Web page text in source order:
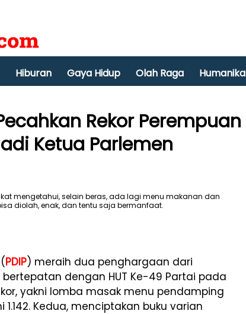
Hiburan Gaya Hidup Olah Raga Humanika
Rekor Perempuan
Ketua Parlemen
PDIP) meraih dua penghargaan dari
bertepatan dengan HUT Ke-49 Partai pada
yakni lomba masak menu pendamping
Kedua, menciptakan buku varian